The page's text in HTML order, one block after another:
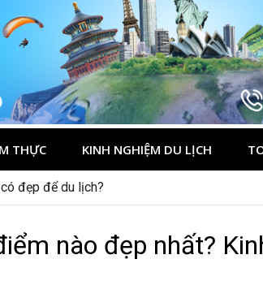
THỰC KINH NGHIỆM DU LỊCH
đầu cho khách Việt
nào đẹp nhất?